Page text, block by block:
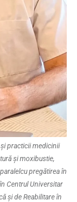
practicii medicinii
și moxibustie,
pregătirea în
Centrul Universitar
și de Reabilitare în